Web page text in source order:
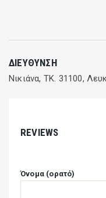
Last order: 23:00
ΔΙΕΎΘΥΝΣΗ
Νικιάνα, ΤΚ. 31100,
REVIEWS
Όνομα (ορατό)